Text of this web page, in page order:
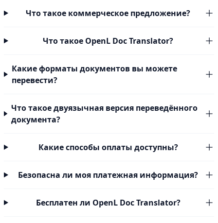
Что такое коммерческое предложение?
Что такое OpenL Doc Translator?
Какие форматы документов вы можете
перевести?
Что такое двуязычная версия переведённого
документа?
Какие способы оплаты доступны?
Безопасна ли моя платежная информация?
Бесплатен ли OpenL Doc Translator?